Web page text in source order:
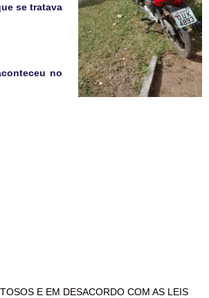
se tratava
no
E EM DESACORDO COM AS LEIS